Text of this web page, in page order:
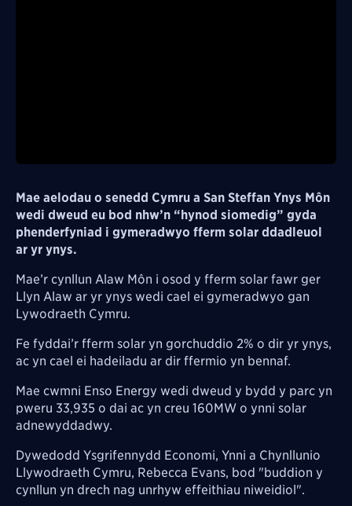
Mae aelodau o senedd Cymru a San Steffan Ynys Môn
wedi dweud eu bod nhw’n “hynod siomedig” gyda
phenderfyniad i gymeradwyo fferm solar ddadleuol
ar yr ynys.
Mae’r cynllun Alaw Môn i osod y fferm solar fawr ger
Llyn Alaw ar yr ynys wedi cael ei gymeradwyo gan
Lywodraeth Cymru.
Fe fyddai’r fferm solar yn gorchuddio 2% o dir yr ynys,
ac yn cael ei hadeiladu ar dir ffermio yn bennaf.
Mae cwmni Enso Energy wedi dweud y bydd y parc yn
pweru 33,935 o dai ac yn creu 160MW o ynni solar
adnewyddadwy.
Dywedodd Ysgrifennydd Economi, Ynni a Chynllunio
Llywodraeth Cymru, Rebecca Evans, bod "buddion y
cynllun yn drech nag unrhyw effeithiau niweidiol".